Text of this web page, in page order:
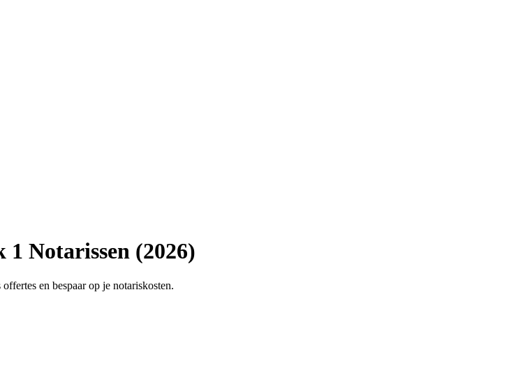
Notarissen (2026)
en bespaar op je notariskosten.